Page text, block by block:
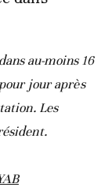
au-moins 16
jour après
Les